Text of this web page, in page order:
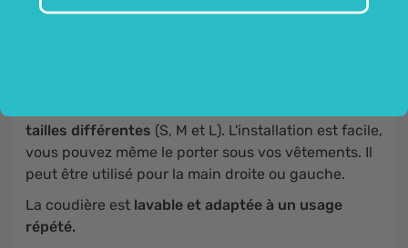
notamment en cas de douleurs au coude, de
tailles différentes (S, M et L). L'installation est facile,
vous pouvez même le porter sous vos vêtements. Il
peut être utilisé pour la main droite ou gauche.
La coudière est lavable et adaptée à un usage
répété.